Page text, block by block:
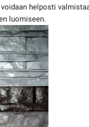
helposti
luomiseen.